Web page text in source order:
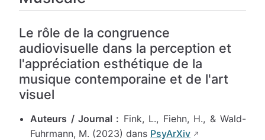
Le rôle de la congruence
audiovisuelle dans la perception et
l'appréciation esthétique de la
musique contemporaine et de l'art
visuel
Auteurs / Journal : Fink, L., Fiehn, H., & Wald-
Fuhrmann, M. (2023) dans PsyArXiv